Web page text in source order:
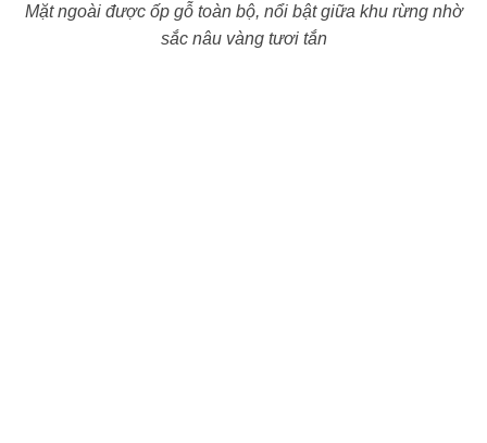
Mặt ngoài được ốp gỗ toàn bộ, nổi bật giữa khu rừng nhờ
sắc nâu vàng tươi tắn